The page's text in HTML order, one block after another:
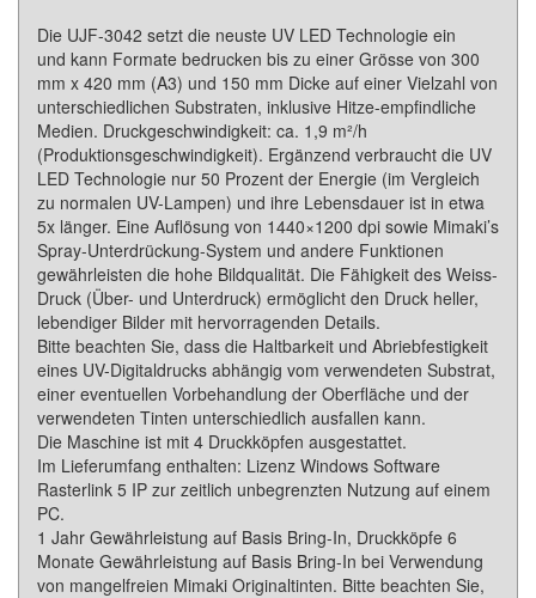
Die UJF-3042 setzt die neuste UV LED Technologie ein
und kann Formate bedrucken bis zu einer Grösse von 300
mm x 420 mm (A3) und 150 mm Dicke auf einer Vielzahl von
unterschiedlichen Substraten, inklusive Hitze-empfindliche
Medien. Druckgeschwindigkeit: ca. 1,9 m²/h
(Produktionsgeschwindigkeit). Ergänzend verbraucht die UV
LED Technologie nur 50 Prozent der Energie (im Vergleich
zu normalen UV-Lampen) und ihre Lebensdauer ist in etwa
5x länger. Eine Auflösung von 1440×1200 dpi sowie Mimaki’s
Spray-Unterdrückung-System und andere Funktionen
gewährleisten die hohe Bildqualität. Die Fähigkeit des Weiss-
Druck (Über- und Unterdruck) ermöglicht den Druck heller,
lebendiger Bilder mit hervorragenden Details.
Bitte beachten Sie, dass die Haltbarkeit und Abriebfestigkeit
eines UV-Digitaldrucks abhängig vom verwendeten Substrat,
einer eventuellen Vorbehandlung der Oberfläche und der
verwendeten Tinten unterschiedlich ausfallen kann.
Die Maschine ist mit 4 Druckköpfen ausgestattet.
Im Lieferumfang enthalten: Lizenz Windows Software
Rasterlink 5 IP zur zeitlich unbegrenzten Nutzung auf einem
PC.
1 Jahr Gewährleistung auf Basis Bring-In, Druckköpfe 6
Monate Gewährleistung auf Basis Bring-In bei Verwendung
von mangelfreien Mimaki Originaltinten. Bitte beachten Sie,